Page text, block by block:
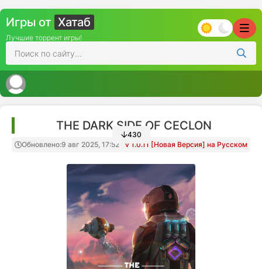
Игры от Хатаб
Лучшие торрент игры!
THE DARK SIDE OF CECLON
Обновлено:9 авг 2025, 17:52 v 1.0.11 [Новая Версия] на Русском
430